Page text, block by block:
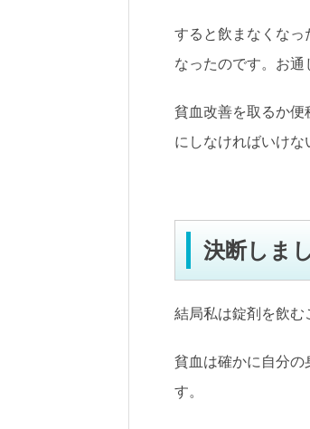
すると飲まなくな
なったのです。お通
貧血改善を取るか
にしなければいけな
決断しま
結局私は錠剤を飲む
貧血は確かに自分
す。